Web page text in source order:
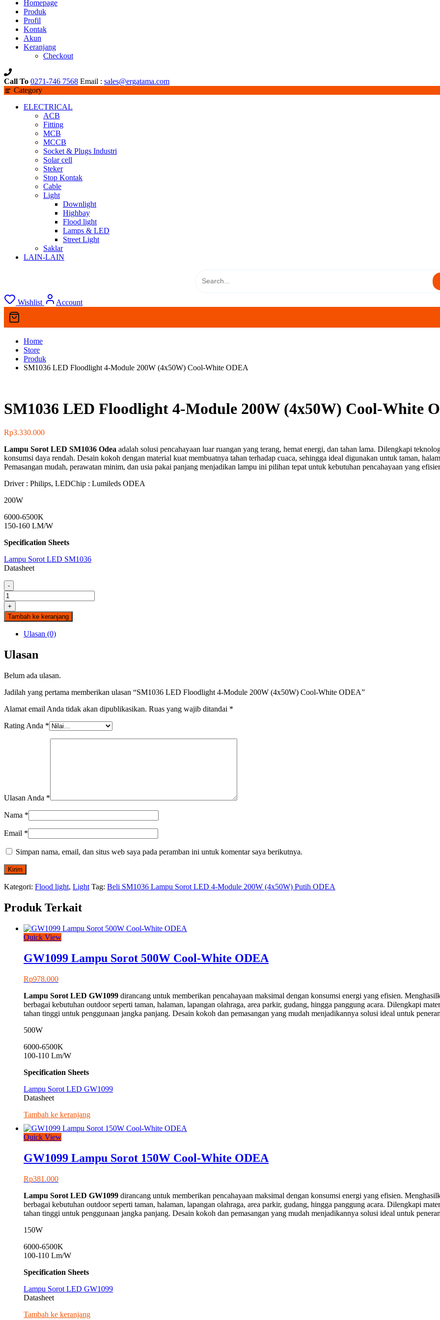
Homepage
Produk
Profil
Kontak
Akun
Keranjang
Checkout
Call To 0271-746 7568 Email : sales@ergatama.com
Category
ELECTRICAL
ACB
Fitting
MCB
MCCB
Socket & Plugs Industri
Solar cell
Steker
Stop Kontak
Cable
Light
Downlight
Highbay
Flood light
Lamps & LED
Street Light
Saklar
LAIN-LAIN
Wishlist Account
Home
Store
Produk
SM1036 LED Floodlight 4-Module 200W (4x50W) Cool-White ODEA
SM1036 LED Floodlight 4-Module 200W (4x50W) Cool-White
Rp3.330.000
Lampu Sorot LED SM1036 Odea adalah solusi pencahayaan luar ruangan yang terang, hemat energi, dan tahan lama. Dilengkapi
konsumsi daya rendah. Desain kokoh dengan material kuat membuatnya tahan terhadap cuaca, sehingga ideal digunakan untuk taman,
Pemasangan mudah, perawatan minim, dan usia pakai panjang menjadikan lampu ini pilihan tepat untuk kebutuhan pencahayaan yang
Driver : Philips, LEDChip : Lumileds ODEA
200W
6000-6500K
150-160 LM/W
Specification Sheets
Lampu Sorot LED SM1036
Datasheet
-
Kuantitas
SM1036
LED
Floodlight
Module
(4x50W)
White
+
Tambah ke keranjang
Ulasan (0)
Ulasan
Belum ada ulasan.
Jadilah yang pertama memberikan ulasan “SM1036 LED Floodlight 4-Module 200W (4x50W) Cool-White ODEA”
Alamat email Anda tidak akan dipublikasikan. Ruas yang wajib ditandai *
Rating Anda *
Ulasan Anda *
Nama *
Email *
Simpan nama, email, dan situs web saya pada peramban ini untuk komentar saya berikutnya.
Kategori: Flood light, Light Tag: Beli SM1036 Lampu Sorot LED 4-Module 200W (4x50W) Putih ODEA
Produk Terkait
Quick View
GW1099 Lampu Sorot 500W Cool-White ODEA
Rp978.000
Lampu Sorot LED GW1099 dirancang untuk memberikan pencahayaan maksimal dengan konsumsi energi yang efisien.
berbagai kebutuhan outdoor seperti taman, halaman, lapangan olahraga, area parkir, gudang, hingga panggung acara. Dilengkapi
tahan tinggi untuk penggunaan jangka panjang. Desain kokoh dan pemasangan yang mudah menjadikannya solusi ideal untuk
500W
6000-6500K
100-110 Lm/W
Specification Sheets
Lampu Sorot LED GW1099
Datasheet
Tambah ke keranjang
Quick View
GW1099 Lampu Sorot 150W Cool-White ODEA
Rp381.000
Lampu Sorot LED GW1099 dirancang untuk memberikan pencahayaan maksimal dengan konsumsi energi yang efisien.
berbagai kebutuhan outdoor seperti taman, halaman, lapangan olahraga, area parkir, gudang, hingga panggung acara. Dilengkapi
tahan tinggi untuk penggunaan jangka panjang. Desain kokoh dan pemasangan yang mudah menjadikannya solusi ideal untuk
150W
6000-6500K
100-110 Lm/W
Specification Sheets
Lampu Sorot LED GW1099
Datasheet
Tambah ke keranjang